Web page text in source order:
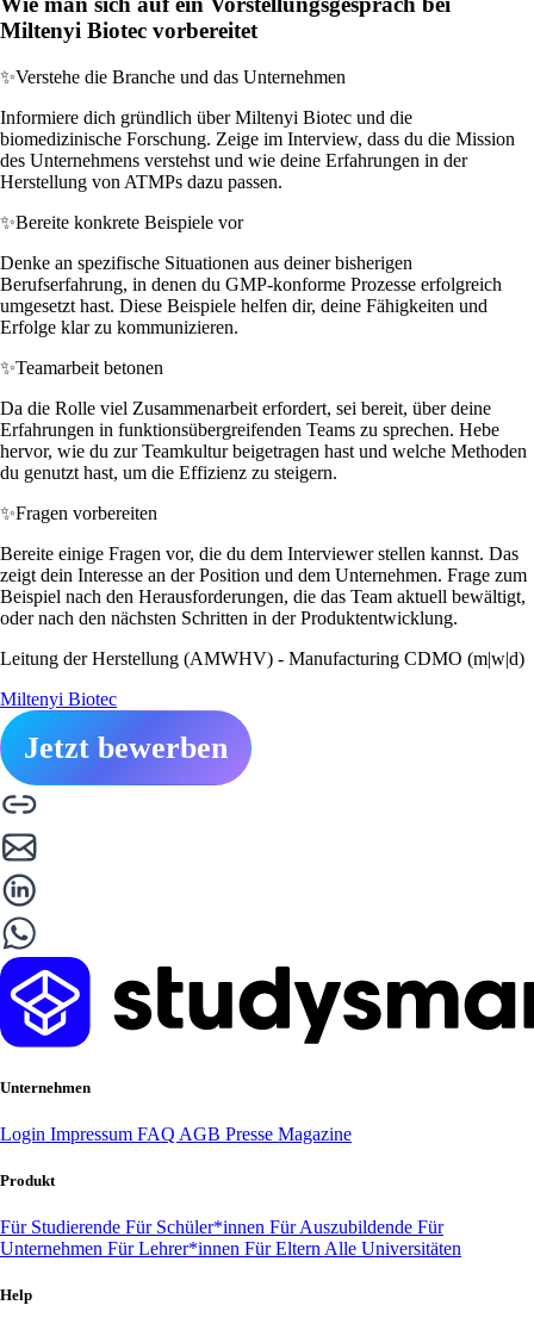
Miltenyi Biotec vorbereitet
✨Verstehe die Branche und das Unternehmen
Informiere dich gründlich über Miltenyi Biotec und die
biomedizinische Forschung. Zeige im Interview, dass du die Mission
des Unternehmens verstehst und wie deine Erfahrungen in der
Herstellung von ATMPs dazu passen.
✨Bereite konkrete Beispiele vor
Denke an spezifische Situationen aus deiner bisherigen
Berufserfahrung, in denen du GMP-konforme Prozesse erfolgreich
umgesetzt hast. Diese Beispiele helfen dir, deine Fähigkeiten und
Erfolge klar zu kommunizieren.
✨Teamarbeit betonen
Da die Rolle viel Zusammenarbeit erfordert, sei bereit, über deine
Erfahrungen in funktionsübergreifenden Teams zu sprechen. Hebe
hervor, wie du zur Teamkultur beigetragen hast und welche Methoden
du genutzt hast, um die Effizienz zu steigern.
✨Fragen vorbereiten
Bereite einige Fragen vor, die du dem Interviewer stellen kannst. Das
zeigt dein Interesse an der Position und dem Unternehmen. Frage zum
Beispiel nach den Herausforderungen, die das Team aktuell bewältigt,
oder nach den nächsten Schritten in der Produktentwicklung.
Leitung der Herstellung (AMWHV) - Manufacturing CDMO (m|w|d)
Miltenyi Biotec
Jetzt bewerben
Unternehmen
Login Impressum FAQ AGB Presse Magazine
Produkt
Für Studierende Für Schüler*innen Für Auszubildende Für
Unternehmen Für Lehrer*innen Für Eltern Alle Universitäten
Help